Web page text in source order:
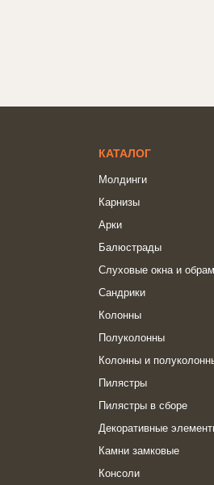
КАТАЛОГ
Молдинги
Карнизы
Арки
Балюстрады
Слуховые окна и
Сандрики
Колонны
Полуколонны
Колонны и
Пилястры
Пилястры в сборе
Декоративные
Камни замковые
Консоли